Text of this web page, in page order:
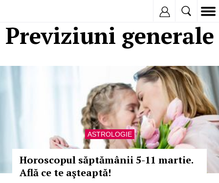
Previziuni generale
ASTROLOGIE
Horoscopul săptămânii 5-11 martie.
Află ce te aşteaptă!